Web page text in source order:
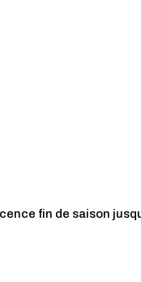
fin de saison